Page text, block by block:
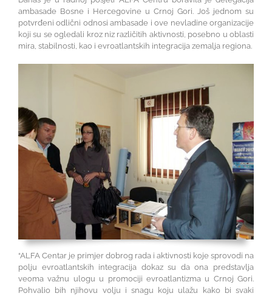
ambasade Bosne i Hercegovine u Crnoj Gori. Još jednom su
potvrđeni odlični odnosi ambasade i ove nevladine organizacije
koji su se ogledali kroz niz različitih aktivnosti, posebno u oblasti
mira, stabilnosti, kao i evroatlantskih integracija zemalja regiona.
“ALFA Centar je primjer dobrog rada i aktivnosti koje sprovodi na
polju evroatlantskih integracija dokaz su da ona predstavlja
veoma važnu ulogu u promociji evroatlantizma u Crnoj Gori.
Pohvalio bih njihovu volju i snagu koju ulažu kako bi svaki